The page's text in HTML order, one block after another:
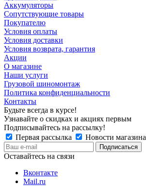
Аккумуляторы
Сопутствующие товары
Покупателю
Условия оплаты
Условия доставки
Условия возврата, гарантия
Акции
О магазине
Наши услуги
Грузовой шиномонтаж
Политика конфиденциальности
Контакты
Будьте всегда в курсе!
Узнавайте о скидках и акциях первым
Подписывайтесь на рассылку!
Первая рассылка
Новости магазина
Оставайтесь на связи
Вконтакте
Mail.ru